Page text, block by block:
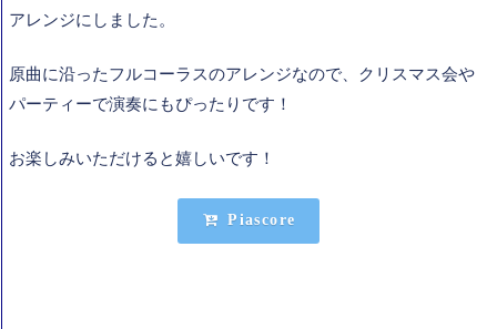
アレンジにしました。
原曲に沿ったフルコーラスのアレンジなので、クリスマス会や
パーティーで演奏にもぴったりです！
お楽しみいただけると嬉しいです！
Piascore